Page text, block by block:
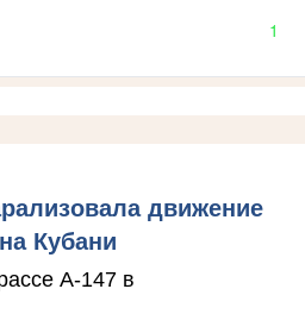
1
движение
Кубани
А-147 в